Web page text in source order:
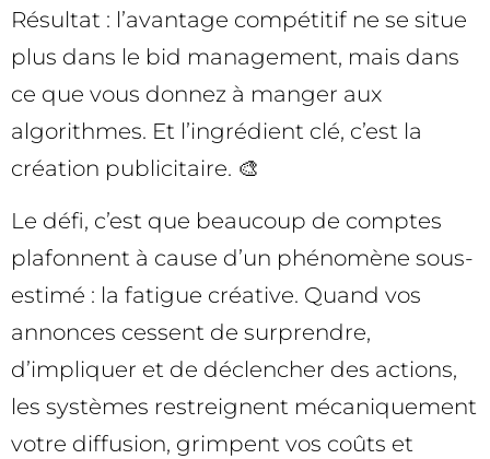
Résultat : l’avantage compétitif ne se situe
plus dans le bid management, mais dans
ce que vous donnez à manger aux
algorithmes. Et l’ingrédient clé, c’est la
création publicitaire. 🎨
Le défi, c’est que beaucoup de comptes
plafonnent à cause d’un phénomène sous-
estimé : la fatigue créative. Quand vos
annonces cessent de surprendre,
d’impliquer et de déclencher des actions,
les systèmes restreignent mécaniquement
votre diffusion, grimpent vos coûts et